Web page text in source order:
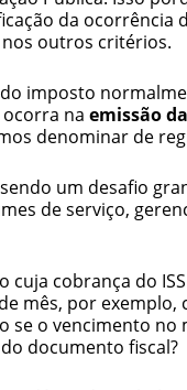
da
outros critérios.
imposto
na emissão
denominar de
um desafio
de serviço,
cuja cobrança do
mês, por
o vencimento no
documento fiscal?